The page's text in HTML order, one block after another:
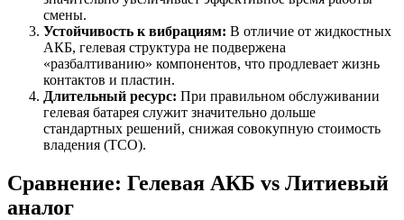
смены.
Устойчивость к вибрациям: В отличие от жидкостных
АКБ, гелевая структура не подвержена
«разбалтиванию» компонентов, что продлевает жизнь
контактов и пластин.
Длительный ресурс: При правильном обслуживании
гелевая батарея служит значительно дольше
стандартных решений, снижая совокупную стоимость
владения (TCO).
Сравнение: Гелевая АКБ vs Литиевый
аналог